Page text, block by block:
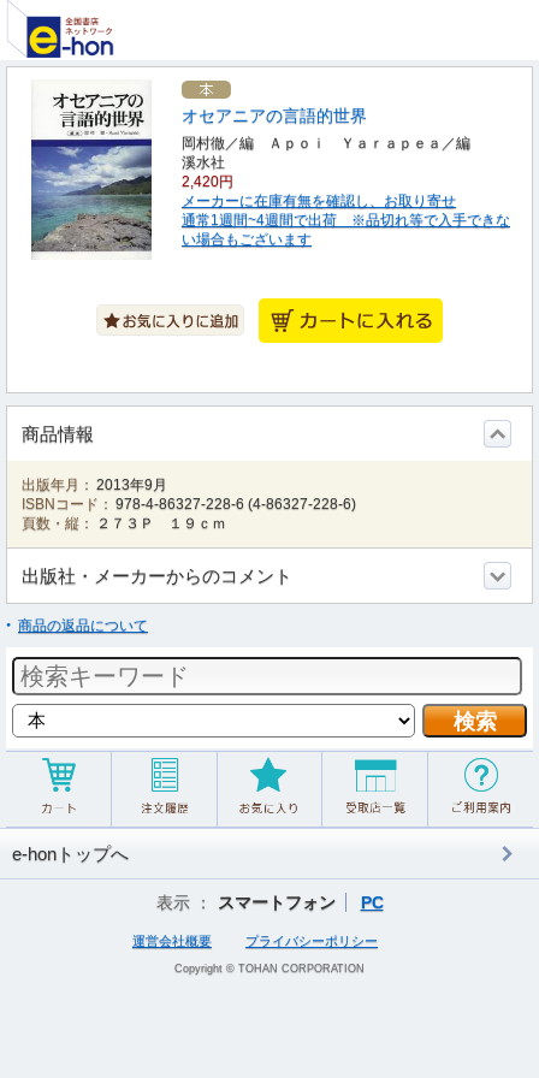
オセアニアの言語的世界
岡村徹／編 Ａｐｏｉ Ｙａｒａｐｅａ／編
溪水社
2,420円
メーカーに在庫有無を確認し、お取り寄せ
通常1週間~4週間で出荷 ※品切れ等で入手できな
い場合もございます
商品情報
出版年月： 2013年9月
ISBNコード： 978-4-86327-228-6 (4-86327-228-6)
頁数・縦：
２７３Ｐ １９ｃｍ
出版社・メーカーからのコメント
商品の返品について
e-honトップへ
表示 ： スマートフォン PC
運営会社概要 プライバシーポリシー
Copyright © TOHAN CORPORATION